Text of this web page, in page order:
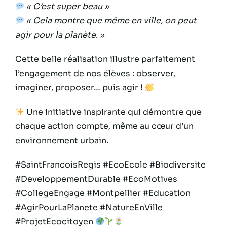
« C’est super beau »
« Cela montre que même en ville, on peut
agir pour la planète. »
Cette belle réalisation illustre parfaitement
l’engagement de nos élèves : observer,
imaginer, proposer… puis agir !
Une initiative inspirante qui démontre que
chaque action compte, même au cœur d’un
environnement urbain.
#SaintFrancoisRegis #EcoEcole #Biodiversite
#DeveloppementDurable #EcoMotives
#CollegeEngage #Montpellier #Education
#AgirPourLaPlanete #NatureEnVille
#ProjetEcocitoyen